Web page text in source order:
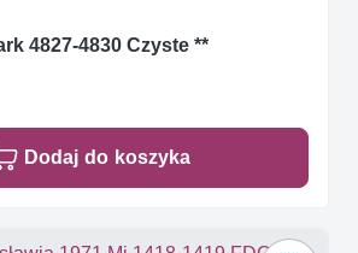
4827-4830 Czyste **
Dodaj do koszyka